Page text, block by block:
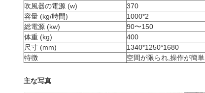
吹風器の電源 (w)
370
容量 (kg/時間)
1000*2
総電源 (kw)
90〜150
体重 (kg)
400
尺寸 (mm)
1340*1250*1680
特徴
空間が限られ,操作が簡単
主な写真